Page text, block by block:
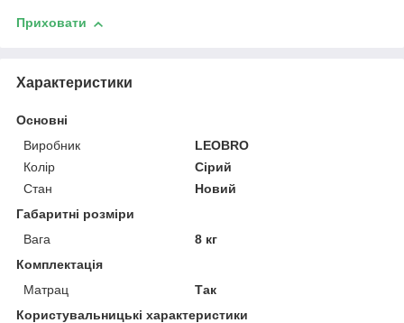
Приховати
Характеристики
Основні
Виробник
LEOBRO
Колір
Сірий
Стан
Новий
Габаритні розміри
Вага
8 кг
Комплектація
Матрац
Так
Користувальницькі характеристики